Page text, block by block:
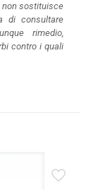
non sostituisce
di consultare
rimedio,
contro i quali